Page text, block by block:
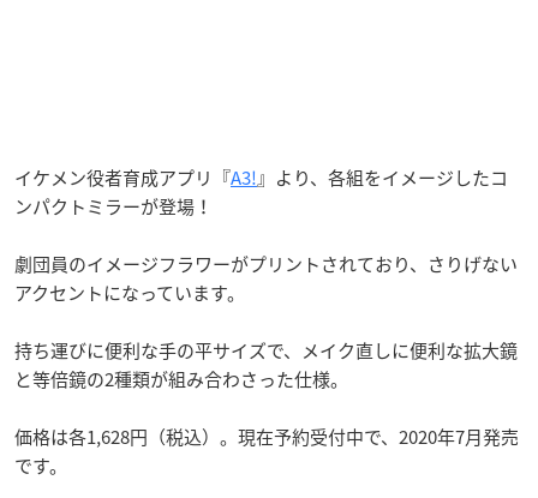
イケメン役者育成アプリ『A3!』より、各組をイメージしたコ
ンパクトミラーが登場！
劇団員のイメージフラワーがプリントされており、さりげない
アクセントになっています。
持ち運びに便利な手の平サイズで、メイク直しに便利な拡大鏡
と等倍鏡の2種類が組み合わさった仕様。
価格は各1,628円（税込）。現在予約受付中で、2020年7月発売
です。